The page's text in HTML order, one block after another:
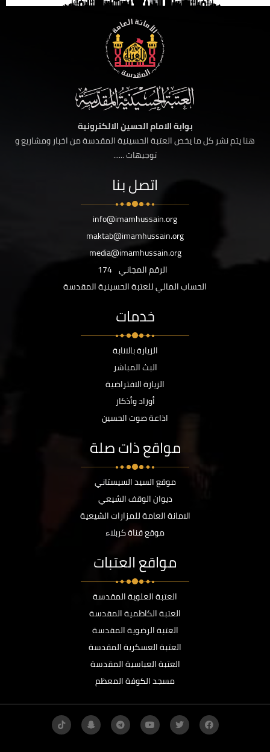
بوابة الامام الحسين الالكترونية
هنا يتم نشر كل ما يخص العتبة الحسينية المقدسة من اخبار ومشاريع و
توجيهات ......
اتصل بنا
info@imamhussain.org
maktab@imamhussain.org
media@imamhussain.org
الرقم المجاني 174
الحساب المالي للعتبة الحسينية المقدسة
خدمات
الزيارة بالانابة
البث المباشر
الزيارة الافتراضية
أوراد وأذكار
اذاعة صوت الحسين
مواقع ذات صلة
موقع السيد السيستاني
ديوان الوقف الشيعي
الامانة العامة للمزارات الشيعية
موقع قناة كربلاء
مواقع العتبات
العتبة العلوية المقدسة
العتبة الكاظمية المقدسة
العتبة الرضوية المقدسة
العتبة العسكرية المقدسة
العتبة العباسية المقدسة
مسجد الكوفة المعظم